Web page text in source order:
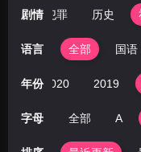
剧情 犯罪 历史
语言 全部 国语
年份2020 2019
字母 全部 A